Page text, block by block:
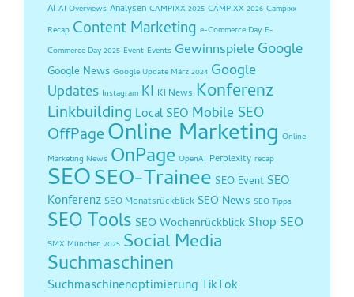
AI AI Overviews Analysen CAMPIXX 2025 CAMPIXX 2026 Campixx
Recap Content Marketing e-Commerce Day E-
Commerce Day 2025 Event Events Gewinnspiele Google
Google News Google Update März 2024 Google
Updates Instagram KI KI News Konferenz
Linkbuilding Local SEO Mobile SEO
OffPageOnline Marketing Online
Marketing News OnPage OpenAI Perplexity recap
SEOSEO-Trainee SEO Event SEO
Konferenz SEO Monatsrückblick SEO News SEO Tipps
SEO Tools SEO Wochenrückblick Shop SEO
SMX München 2025 Social Media
Suchmaschinen
Suchmaschinenoptimierung TikTok